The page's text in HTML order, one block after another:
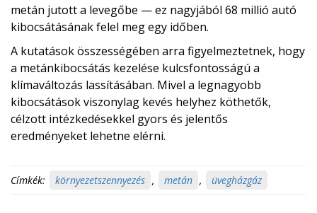
metán jutott a levegőbe — ez nagyjából 68 millió autó
kibocsátásának felel meg egy időben.
A kutatások összességében arra figyelmeztetnek, hogy
a metánkibocsátás kezelése kulcsfontosságú a
klímaváltozás lassításában. Mivel a legnagyobb
kibocsátások viszonylag kevés helyhez köthetők,
célzott intézkedésekkel gyors és jelentős
eredményeket lehetne elérni.
Címkék: környezetszennyezés , metán , üvegházgáz